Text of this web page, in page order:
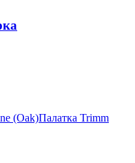
(Oak)Палатка Trimm